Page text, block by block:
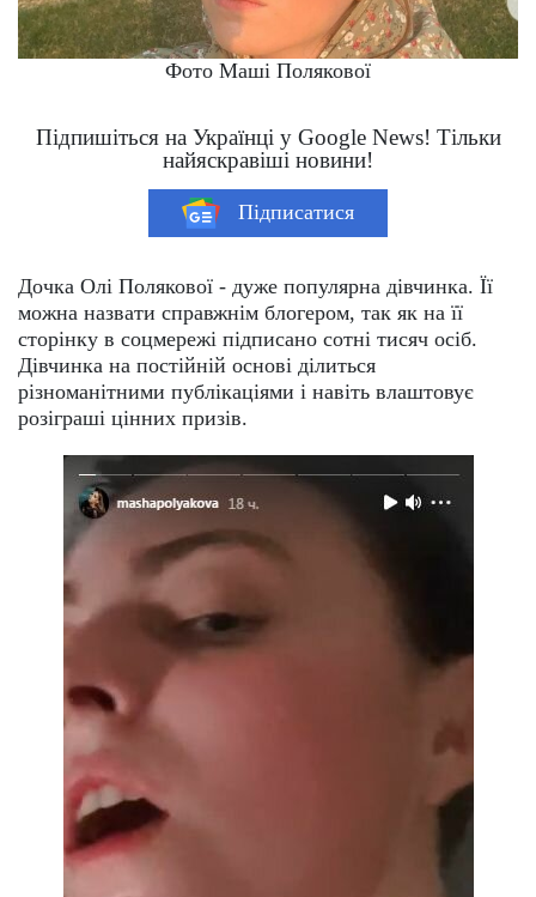
Фото Маші Полякової
Підпишіться на Українці у Google News! Тільки
найяскравіші новини!
Підписатися
Дочка Олі Полякової - дуже популярна дівчинка. Її
можна назвати справжнім блогером, так як на її
сторінку в соцмережі підписано сотні тисяч осіб.
Дівчинка на постійній основі ділиться
різноманітними публікаціями і навіть влаштовує
розіграші цінних призів.